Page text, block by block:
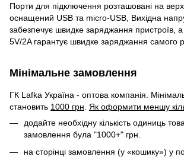
Порти для підключення розташовані на
оснащений USB та micro-USB, Вихідна
забезпечує швидке заряджання пристроїв, а
5V/2A гарантує швидке заряджання самого
Мінімальне замовлення
ГК Lafka Україна - оптова компанія.
становить 1000 грн. Як оформити меншу
додайте необхідну кількість одиниць
замовлення була "1000+" грн.
на сторінці замовлення (у «кошику») у